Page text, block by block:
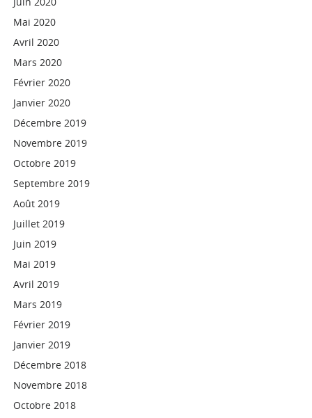
Mai 2020
Avril 2020
Mars 2020
Février 2020
Janvier 2020
Décembre 2019
Novembre 2019
Octobre 2019
Septembre 2019
Août 2019
Juillet 2019
Juin 2019
Mai 2019
Avril 2019
Mars 2019
Février 2019
Janvier 2019
Décembre 2018
Novembre 2018
Octobre 2018